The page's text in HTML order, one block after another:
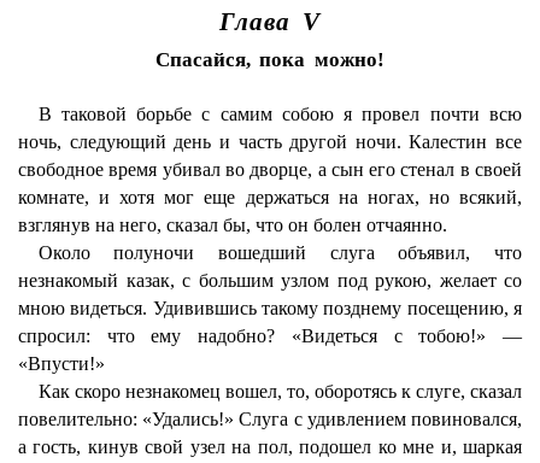
Глава V
Спасайся, пока можно!
В таковой борьбе с самим собою я провел почти всю
ночь, следующий день и часть другой ночи. Калестин все
свободное время убивал во дворце, а сын его стенал в своей
комнате, и хотя мог еще держаться на ногах, но всякий,
взглянув на него, сказал бы, что он болен отчаянно.
Около полуночи вошедший слуга объявил, что
незнакомый казак, с большим узлом под рукою, желает со
мною видеться. Удивившись такому позднему посещению, я
спросил: что ему надобно? «Видеться с тобою!» —
«Впусти!»
Как скоро незнакомец вошел, то, оборотясь к слуге, сказал
повелительно: «Удались!» Слуга с удивлением повиновался,
а гость, кинув свой узел на пол, подошел ко мне и, шаркая